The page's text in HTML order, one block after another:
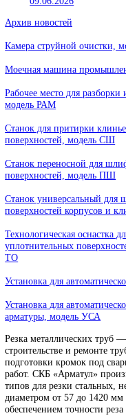
Типовые дефекты
09.06.2026
Архив новостей
Камера струйной
Моечная машина
модель РАМ
поверхностей, модель
Станок переносной для
поверхностей, модель
поверхностей корпусов
Технологическая
уплотнительных
ТО
Установка для
Установка для
арматуры, модель УСА